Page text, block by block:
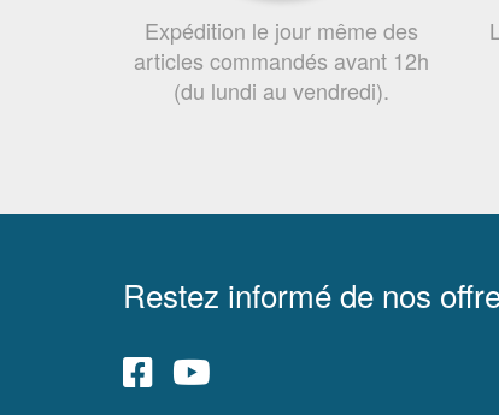
Expédition le jour même des
articles commandés avant 12h
(du lundi au vendredi).
Restez informé de nos